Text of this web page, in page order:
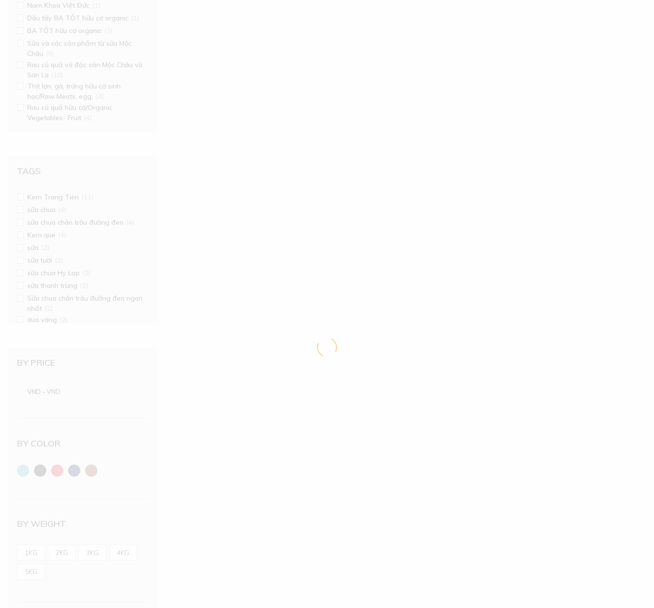
Nam Khoa Việt Đức
Dâu tây BA TỐT hữu cơ organic
BA TỐT hữu cơ organic
Sữa và các sản phẩm từ sữa Mộc
Châu
Rau củ quả và đặc sản Mộc Châu và
Sơn La
Thịt lợn, gà, trứng hữu cơ sinh
học/Raw Meats, egg,
Rau củ quả hữu cơ/Organic
Vegetables- Fruit
TAGS
Kem Trang Tien
sữa chua
sữa chua chân trâu đường đen
Kem que
sữa
sữa tươi
sữa chua Hy Lạp
sữa thanh trùng
Sữa chua chân trâu đường đen ngon
nhất
dua vàng
BY PRICE
VND - VND
BY COLOR
BY WEIGHT
1KG 2KG 3KG 4KG
5KG